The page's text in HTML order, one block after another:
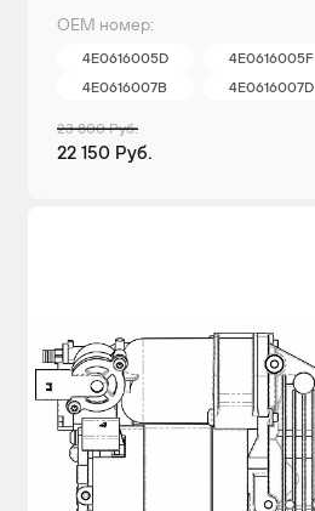
ОЕМ номер:
4E0616005D 4E0616005F
4E0616007B
4E0616007D
23 800 Руб.
22 150 Руб.